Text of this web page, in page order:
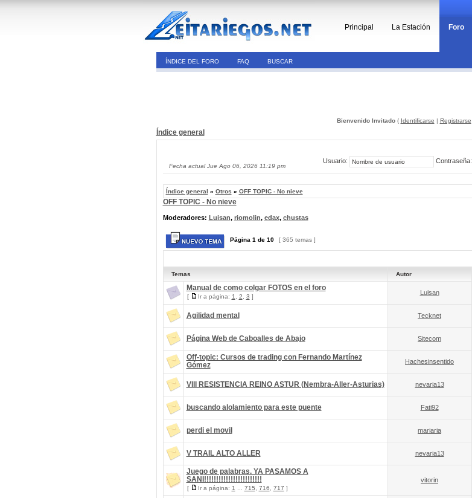
Principal La Estación Foro
ÍNDICE DEL FORO FAQ BUSCAR
Bienvenido Invitado( Identificarse | Registrarse
Índice general
Fecha actual Jue Ago 06, 2026 11:19 pm
Usuario: Contraseña:
Índice general » Otros » OFF TOPIC - No nieve
OFF TOPIC - No nieve
Moderadores: Luisan, riomolin, edax, chustas
Página 1 de 10 [ 365 temas ]
Temas Autor
Manual de como colgar FOTOS en el foro
[ Ir a página: 1 2 3 ]
Luisan
Agilidad mental Tecknet
Página Web de Caboalles de Abajo Sitecom
Off-topic: Cursos de trading con Fernando Martínez
Gómez
Hachesinsentido
VIII RESISTENCIA REINO ASTUR (Nembra-Aller-Asturias) nevaria13
buscando alolamiento para este puente Fati92
perdi el movil mariaria
V TRAIL ALTO ALLER nevaria13
Juego de palabras. YA PASAMOS A
SANI!!!!!!!!!!!!!!!!!!!!!!!!
[ Ir a página: 1 715 716 717 ]
vitorin